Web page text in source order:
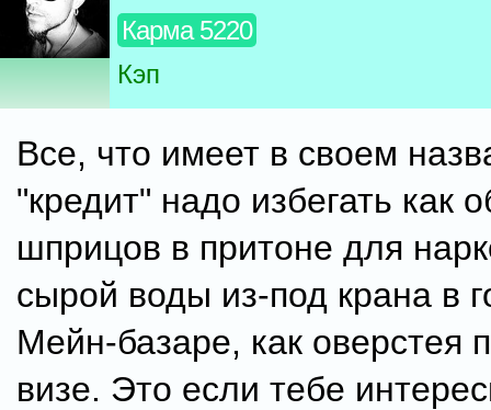
Карма 5220
Кэп
Все, что имеет в своем
"кредит" надо избегать как
шприцов в притоне для
сырой воды из-под крана в
Мейн-базаре, как оверстея
визе. Это если тебе